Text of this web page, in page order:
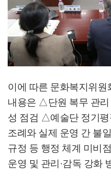
이에 따른 문화복지위
내용은 △단원 복무 관
성 점검 △예술단 정기
조례와 실제 운영 간 불
규정 등 행정 체계 미비
운영 및 관리 ·감독 강화